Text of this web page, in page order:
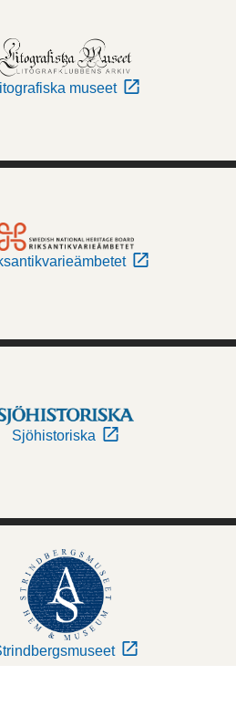
museet
Sjöhistoriska